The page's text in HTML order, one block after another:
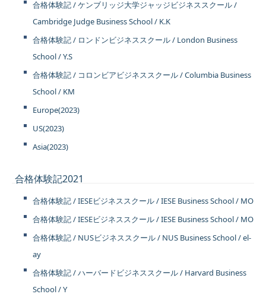
合格体験記 / ケンブリッジ大学ジャッジビジネススクール /
Cambridge Judge Business School / K.K
合格体験記 / ロンドンビジネススクール / London Business
School / Y.S
合格体験記 / コロンビアビジネススクール / Columbia Business
School / KM
Europe(2023)
US(2023)
Asia(2023)
合格体験記2021
合格体験記 / IESEビジネススクール / IESE Business School / MO
合格体験記 / IESEビジネススクール / IESE Business School / MO
合格体験記 / NUSビジネススクール / NUS Business School / el-
ay
合格体験記 / ハーバードビジネススクール / Harvard Business
School / Y